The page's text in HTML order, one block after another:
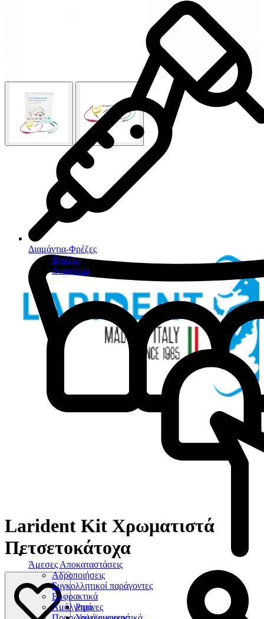
Διαμάντια-Φρέζες
Φρέζες
Διαμάντια
Άμεσες Αποκαταστάσεις
Αδροποιήσεις
Συγκολλητικοί παράγοντες
Εμφρακτικά
Ρητίνες
Αμάλγαμα
Larident Kit Χρωματιστά
Πετσετοκάτοχα